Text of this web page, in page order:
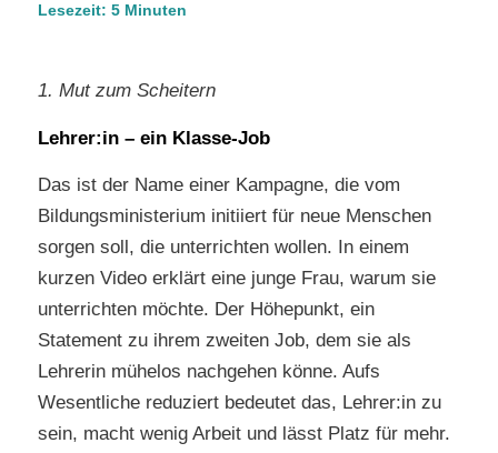
Lesezeit: 5 Minuten
1. Mut zum Scheitern
Lehrer:in – ein Klasse-Job
Das ist der Name einer Kampagne, die vom
Bildungsministerium initiiert für neue Menschen
sorgen soll, die unterrichten wollen. In einem
kurzen Video erklärt eine junge Frau, warum sie
unterrichten möchte. Der Höhepunkt, ein
Statement zu ihrem zweiten Job, dem sie als
Lehrerin mühelos nachgehen könne. Aufs
Wesentliche reduziert bedeutet das, Lehrer:in zu
sein, macht wenig Arbeit und lässt Platz für mehr.